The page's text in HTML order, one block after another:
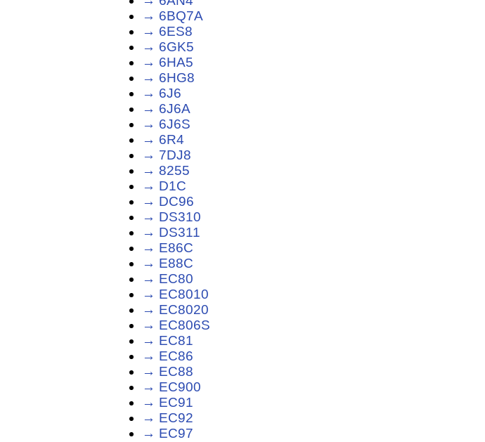
→ 6BQ7A
→ 6ES8
→ 6GK5
→ 6HA5
→ 6HG8
→ 6J6
→ 6J6A
→ 6J6S
→ 6R4
→ 7DJ8
→ 8255
→ D1C
→ DC96
→ DS310
→ DS311
→ E86C
→ E88C
→ EC80
→ EC8010
→ EC8020
→ EC806S
→ EC81
→ EC86
→ EC88
→ EC900
→ EC91
→ EC92
→ EC97